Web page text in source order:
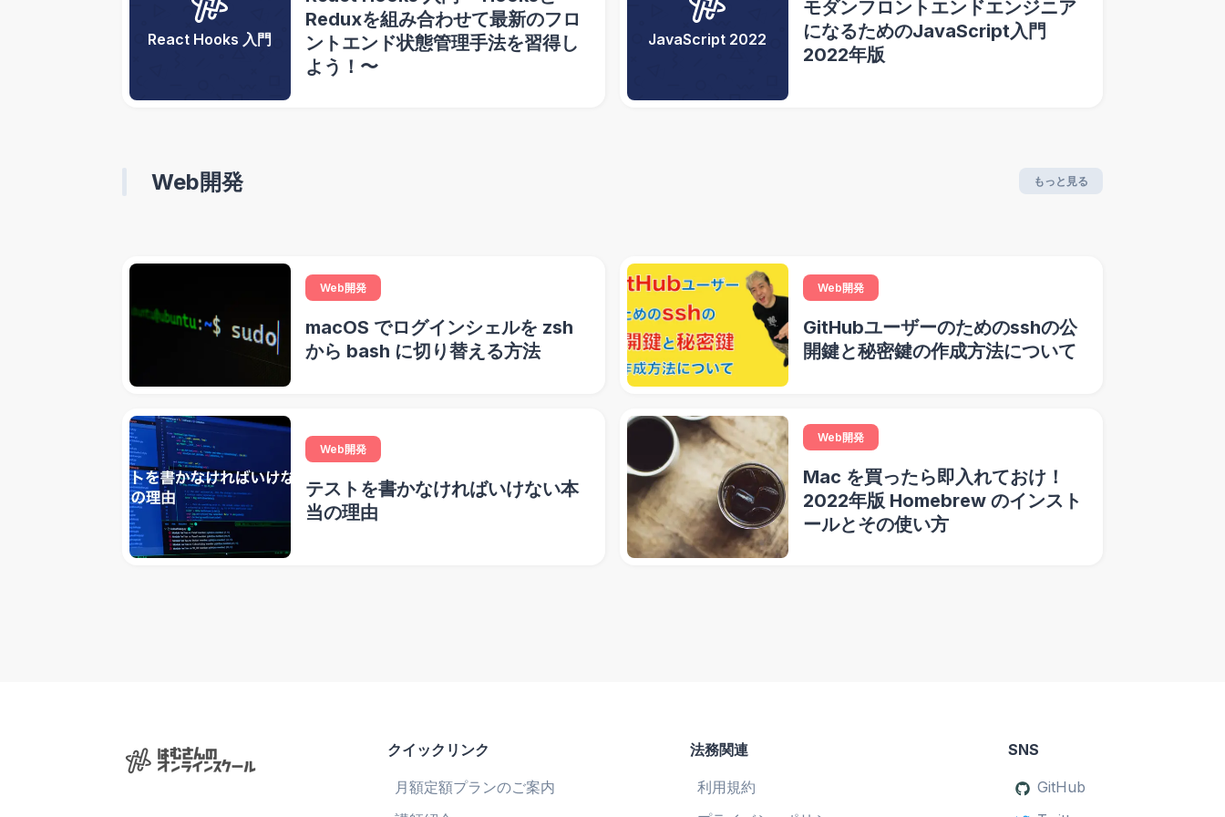
React Hooks 入門
Reduxを組み合わせて最新のフロ
ントエンド状態管理手法を習得し
よう！〜
JavaScript 2022
モダンフロントエンドエンジニア
になるためのJavaScript入門
2022年版
Web開発 もっと見る
Web開発
macOS でログインシェルを zsh
から bash に切り替える方法
Web開発
GitHubユーザーのためのsshの公
開鍵と秘密鍵の作成方法について
Web開発
テストを書かなければいけない本
当の理由
Web開発
Mac を買ったら即入れておけ！
2022年版 Homebrew のインスト
ールとその使い方
クイックリンク
月額定額プランのご案内
法務関連
利用規約
SNS
GitHub